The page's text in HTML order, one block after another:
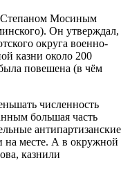
Степаном Мосиным
Он утверждал,
округа военно-
казни около 200
повешена (в чём
численность
большая часть
антипартизанские
на месте. А в окружной
казнили